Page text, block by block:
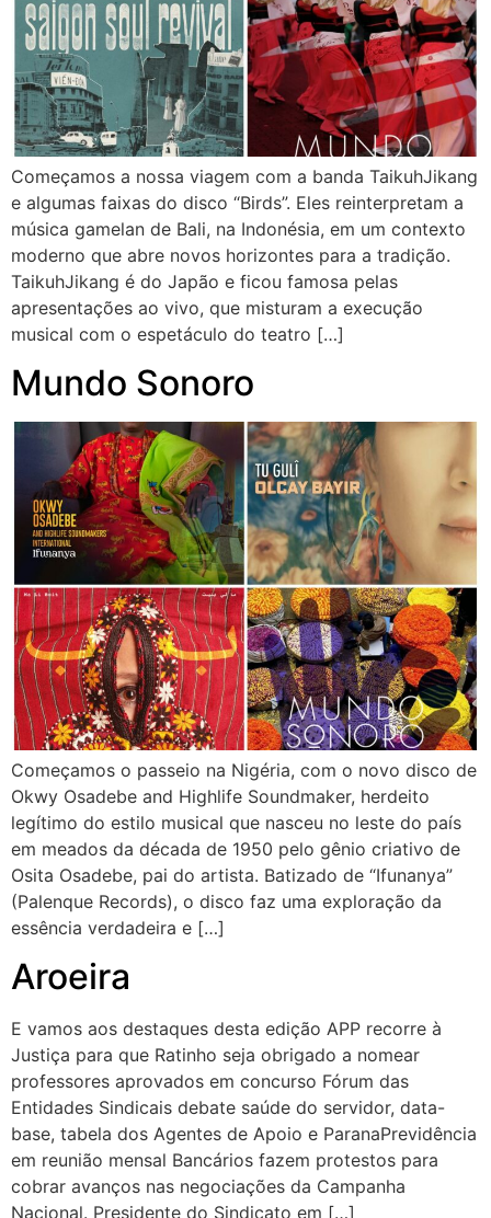
Começamos a nossa viagem com a banda TaikuhJikang
e algumas faixas do disco “Birds”. Eles reinterpretam a
música gamelan de Bali, na Indonésia, em um contexto
moderno que abre novos horizontes para a tradição.
TaikuhJikang é do Japão e ficou famosa pelas
apresentações ao vivo, que misturam a execução
musical com o espetáculo do teatro […]
Mundo Sonoro
Começamos o passeio na Nigéria, com o novo disco de
Okwy Osadebe and Highlife Soundmaker, herdeito
legítimo do estilo musical que nasceu no leste do país
em meados da década de 1950 pelo gênio criativo de
Osita Osadebe, pai do artista. Batizado de “Ifunanya”
(Palenque Records), o disco faz uma exploração da
essência verdadeira e […]
Aroeira
E vamos aos destaques desta edição APP recorre à
Justiça para que Ratinho seja obrigado a nomear
professores aprovados em concurso Fórum das
Entidades Sindicais debate saúde do servidor, data-
base, tabela dos Agentes de Apoio e ParanaPrevidência
em reunião mensal Bancários fazem protestos para
cobrar avanços nas negociações da Campanha
Nacional. Presidente do Sindicato em […]